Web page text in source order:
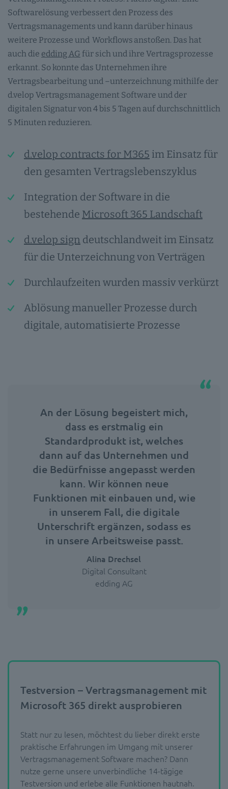
Softwarelösung verbessert den Prozess des
Vertragsmanagements und kann darüber hinaus
weitere Prozesse und Workflows anstoßen. Das hat
auch die edding AG für sich und ihre Vertragsprozesse
erkannt. So konnte das Unternehmen ihre
Vertragsbearbeitung und –unterzeichnung mithilfe der
d.velop Vertragsmanagement Software und der
digitalen Signatur von 4 bis 5 Tagen auf durchschnittlich
5 Minuten reduzieren.
d.velop contracts for M365 im Einsatz für
den gesamten Vertragslebenszyklus
Integration der Software in die
bestehende Microsoft 365 Landschaft
d.velop sign deutschlandweit im Einsatz
für die Unterzeichnung von Verträgen
Durchlaufzeiten wurden massiv verkürzt
Ablösung manueller Prozesse durch
digitale, automatisierte Prozesse
An der Lösung begeistert mich,
dass es erstmalig ein
Standardprodukt ist, welches
dann auf das Unternehmen und
die Bedürfnisse angepasst werden
kann. Wir können neue
Funktionen mit einbauen und, wie
in unserem Fall, die digitale
Unterschrift ergänzen, sodass es
in unsere Arbeitsweise passt.
Alina Drechsel
Digital Consultant
edding AG
Testversion – Vertragsmanagement mit
Microsoft 365 direkt ausprobieren
Statt nur zu lesen, möchtest du lieber direkt erste
praktische Erfahrungen im Umgang mit unserer
Vertragsmanagement Software machen? Dann
nutze gerne unsere unverbindliche 14-tägige
Testversion und erlebe alle Funktionen hautnah.